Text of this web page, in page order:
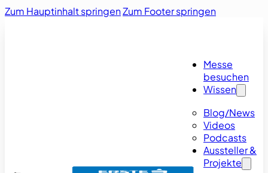
Zum Hauptinhalt springenZum Footer springen
Messe
besuchen
Wissen
Blog/News
Videos
Podcasts
Aussteller &
Projekte